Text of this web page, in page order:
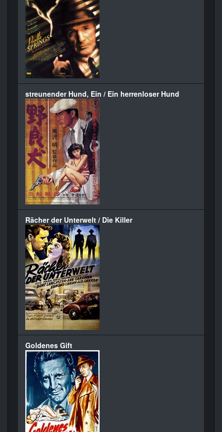
streunender Hund, Ein / Ein herrenloser Hund
Rächer der Unterwelt / Die Killer
Goldenes Gift